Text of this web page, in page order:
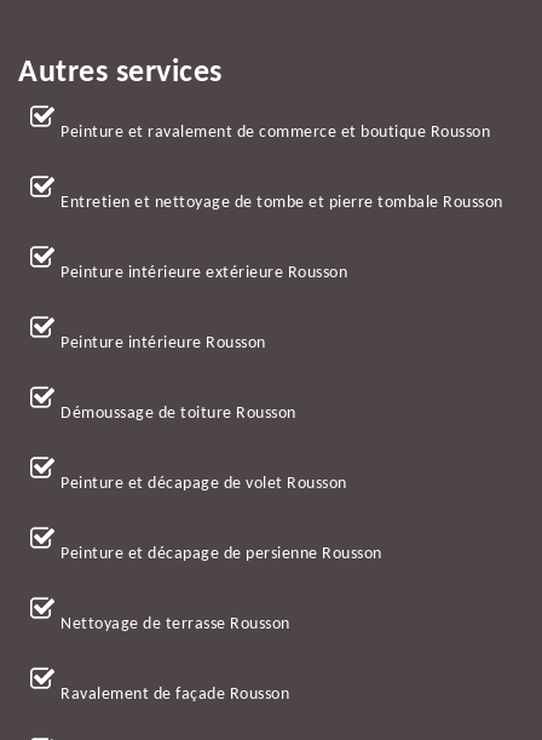
Autres services
Peinture et ravalement de commerce et boutique Rousson
Entretien et nettoyage de tombe et pierre tombale Rousson
Peinture intérieure extérieure Rousson
Peinture intérieure Rousson
Démoussage de toiture Rousson
Peinture et décapage de volet Rousson
Peinture et décapage de persienne Rousson
Nettoyage de terrasse Rousson
Ravalement de façade Rousson